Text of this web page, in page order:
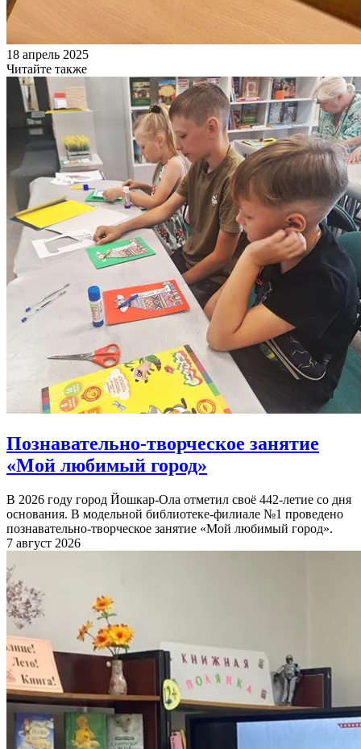
18 апрель 2025
Читайте также
Познавательно-творческое занятие
«Мой любимый город»
В 2026 году город Йошкар-Ола отметил своё 442-летие со дня
основания. В модельной библиотеке-филиале №1 проведено
познавательно-творческое занятие «Мой любимый город».
7 август 2026